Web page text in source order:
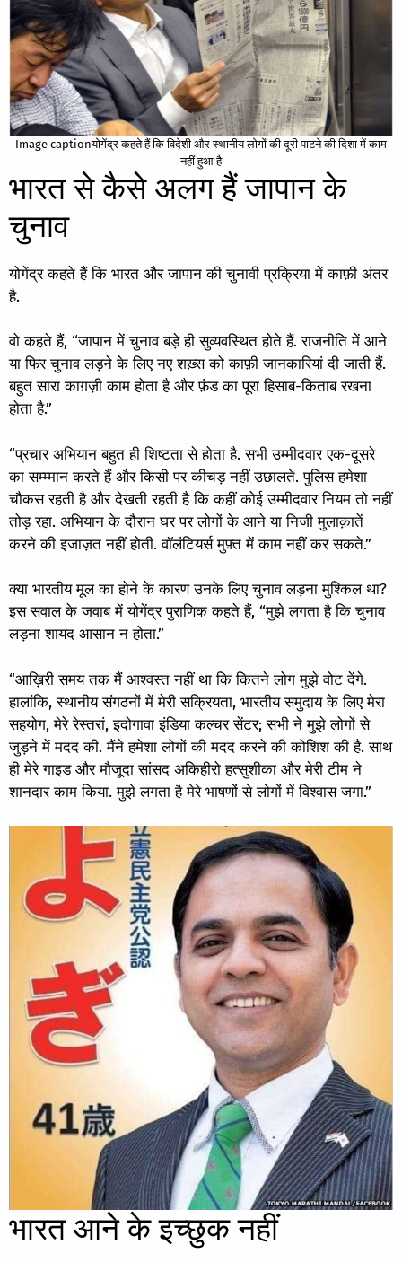
Image captionयोगेंद्र कहते हैं कि विदेशी और स्थानीय लोगों की दूरी पाटने की दिशा में काम
नहीं हुआ है
भारत से कैसे अलग हैं जापान के
चुनाव
योगेंद्र कहते हैं कि भारत और जापान की चुनावी प्रक्रिया में काफ़ी अंतर
है.
वो कहते हैं, “जापान में चुनाव बड़े ही सुव्यवस्थित होते हैं. राजनीति में आने
या फिर चुनाव लड़ने के लिए नए शख़्स को काफ़ी जानकारियां दी जाती हैं.
बहुत सारा काग़ज़ी काम होता है और फ़ंड का पूरा हिसाब-किताब रखना
होता है.”
“प्रचार अभियान बहुत ही शिष्टता से होता है. सभी उम्मीदवार एक-दूसरे
का सम्म्मान करते हैं और किसी पर कीचड़ नहीं उछालते. पुलिस हमेशा
चौकस रहती है और देखती रहती है कि कहीं कोई उम्मीदवार नियम तो नहीं
तोड़ रहा. अभियान के दौरान घर पर लोगों के आने या निजी मुलाक़ातें
करने की इजाज़त नहीं होती. वॉलंटियर्स मुफ़्त में काम नहीं कर सकते.”
क्या भारतीय मूल का होने के कारण उनके लिए चुनाव लड़ना मुश्किल था?
इस सवाल के जवाब में योगेंद्र पुराणिक कहते हैं, “मुझे लगता है कि चुनाव
लड़ना शायद आसान न होता.”
“आख़िरी समय तक मैं आश्वस्त नहीं था कि कितने लोग मुझे वोट देंगे.
हालांकि, स्थानीय संगठनों में मेरी सक्रियता, भारतीय समुदाय के लिए मेरा
सहयोग, मेरे रेस्तरां, इदोगावा इंडिया कल्चर सेंटर; सभी ने मुझे लोगों से
जुड़ने में मदद की. मैंने हमेशा लोगों की मदद करने की कोशिश की है. साथ
ही मेरे गाइड और मौजूदा सांसद अकिहीरो हत्सुशीका और मेरी टीम ने
शानदार काम किया. मुझे लगता है मेरे भाषणों से लोगों में विश्वास जगा.”
भारत आने के इच्छुक नहीं